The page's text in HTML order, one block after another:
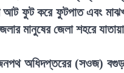
ফুট করে ফুটপাত এবং
মানুষের জেলা শহরে
অধিদপ্তরের (সওজ)